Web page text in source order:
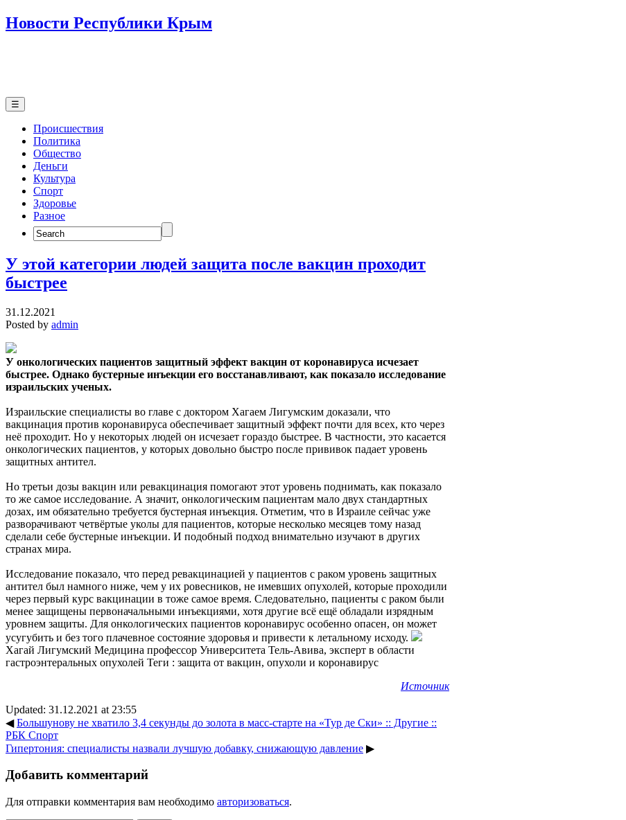
Новости Республики Крым
☰
Происшествия
Политика
Общество
Деньги
Культура
Спорт
Здоровье
Разное
Search
for:
У этой категории людей защита после вакцин проходит
быстрее
31.12.2021
Posted by admin
У онкологических пациентов защитный эффект вакцин от коронавируса исчезает
быстрее. Однако бустерные инъекции его восстанавливают, как показало исследование
израильских ученых.
Израильские специалисты во главе с доктором Хагаем Лигумским доказали, что
вакцинация против коронавируса обеспечивает защитный эффект почти для всех, кто через
неё проходит. Но у некоторых людей он исчезает гораздо быстрее. В частности, это касается
онкологических пациентов, у которых довольно быстро после прививок падает уровень
защитных антител.
Но третьи дозы вакцин или ревакцинация помогают этот уровень поднимать, как показало
то же самое исследование. А значит, онкологическим пациентам мало двух стандартных
дозах, им обязательно требуется бустерная инъекция. Отметим, что в Израиле сейчас уже
разворачивают четвёртые уколы для пациентов, которые несколько месяцев тому назад
сделали себе бустерные инъекции. И подобный подход внимательно изучают в других
странах мира.
Исследование показало, что перед ревакцинацией у пациентов с раком уровень защитных
антител был намного ниже, чем у их ровесников, не имевших опухолей, которые проходили
через первый курс вакцинации в тоже самое время. Следовательно, пациенты с раком были
менее защищены первоначальными инъекциями, хотя другие всё ещё обладали изрядным
уровнем защиты. Для онкологических пациентов коронавирус особенно опасен, он может
усугубить и без того плачевное состояние здоровья и привести к летальному исходу.
Хагай Лигумский Медицина профессор Университета Тель-Авива, эксперт в области
гастроэнтеральных опухолей Теги : защита от вакцин, опухоли и коронавирус
Источник
Updated: 31.12.2021 at 23:55
◀Большунову не хватило 3,4 секунды до золота в масс-старте на «Тур де Ски» :: Другие ::
РБК Спорт
Гипертония: специалисты назвали лучшую добавку, снижающую давление ▶
Добавить комментарий
Для отправки комментария вам необходимо авторизоваться.